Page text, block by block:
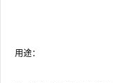
用途：